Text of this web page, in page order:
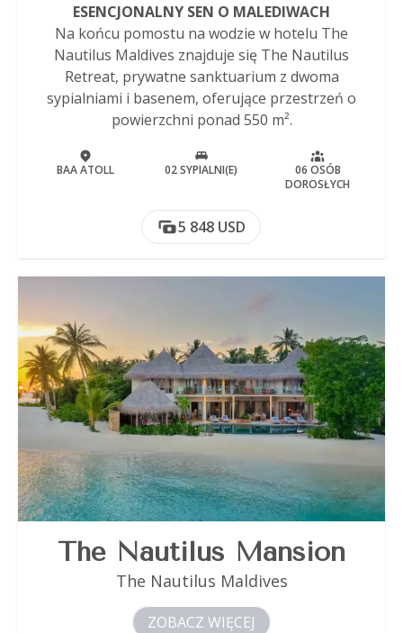
ESENCJONALNY SEN O MALEDIWACH
Na końcu pomostu na wodzie w hotelu The
Nautilus Maldives znajduje się The Nautilus
Retreat, prywatne sanktuarium z dwoma
sypialniami i basenem, oferujące przestrzeń o
powierzchni ponad 550 m².
BAA ATOLL 02 SYPIALNI(E)
06 OSÓB
DOROSŁYCH
5 848 USD
The Nautilus Mansion
The Nautilus Maldives
ZOBACZ WIĘCEJ